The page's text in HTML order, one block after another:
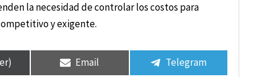
la necesidad de controlar los costos para
y exigente.
Email Telegram